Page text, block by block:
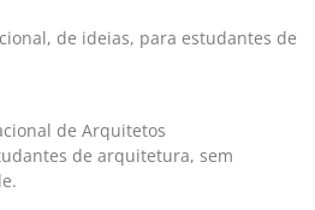
de ideias, para estudantes de
de Arquitetos
de arquitetura, sem